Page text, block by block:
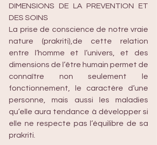
DIMENSIONS DE LA PREVENTION ET
DES SOINS
La prise de conscience de notre vraie
nature (prakriti),de cette relation
entre l’homme et l’univers, et des
dimensions de l’être humain permet de
connaître non seulement le
fonctionnement, le caractère d’une
personne, mais aussi les maladies
qu’elle aura tendance à développer si
elle ne respecte pas l’équilibre de sa
prakriti.